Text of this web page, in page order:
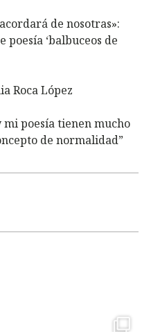
de nosotras»:
‘balbuceos de
Roca López
mi poesía tienen mucho
de normalidad”